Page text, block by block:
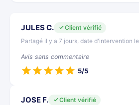
JULES C.
Client vérifié
Partagé il y a 7 jours, date d'intervention
Avis sans commentaire
5/5
JOSE F.
Client vérifié